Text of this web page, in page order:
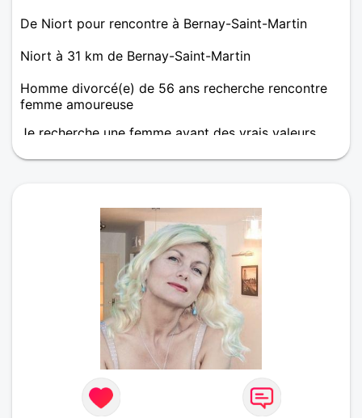
De Niort pour rencontre à Bernay-Saint-Martin
Niort à 31 km de Bernay-Saint-Martin
Homme divorcé(e) de 56 ans recherche rencontre
femme amoureuse
Je recherche une femme ayant des vrais valeurs.
juste le regard suffise a nous comprendre je suis un
vivre une nouvelle relation dans la tendresse.simple